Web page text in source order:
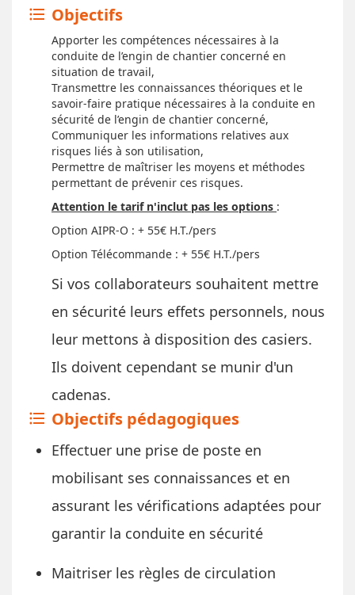
format_list_bulleted Objectifs
Apporter les compétences nécessaires à la
conduite de l’engin de chantier concerné en
situation de travail,
Transmettre les connaissances théoriques et le
savoir-faire pratique nécessaires à la conduite en
sécurité de l’engin de chantier concerné,
Communiquer les informations relatives aux
risques liés à son utilisation,
Permettre de maîtriser les moyens et méthodes
permettant de prévenir ces risques.
Attention le tarif n'inclut pas les options :
Option AIPR-O : + 55€ H.T./pers
Option Télécommande : + 55€ H.T./pers
​Si vos collaborateurs souhaitent mettre
en sécurité leurs effets personnels, nous
leur mettons à disposition des casiers.
Ils doivent cependant se munir d'un
cadenas.
format_list_bulleted Objectifs pédagogiques
Effectuer une prise de poste en
mobilisant ses connaissances et en
assurant les vérifications adaptées pour
garantir la conduite en sécurité
Maitriser les règles de circulation